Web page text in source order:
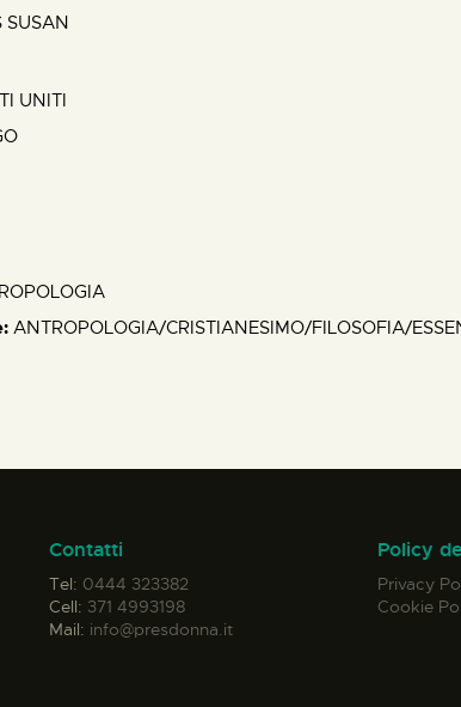
SUSAN
UNITI
ANTROPOLOGIA/CRISTIANESIMO/FILOSOFIA/
Contatti
Tel: 0444 323382
Cell: 371 4993198
Mail: info@presdonna.it
Policy
Privacy
Cookie